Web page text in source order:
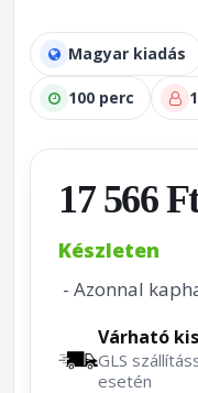
Magyar kiadás
100 perc
17 566
Készleten
- Azonnal
Várható
GLS
esetén